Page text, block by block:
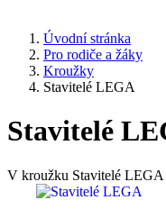
Úvodní stránka
Pro rodiče a žáky
Kroužky
Stavitelé LEGA
Stavitelé
V kroužku Stavitelé LEGA